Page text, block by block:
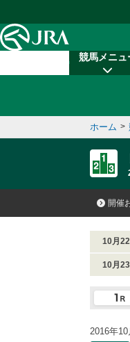
競馬メニュ
ホーム >
開催
10月
10月
2016年